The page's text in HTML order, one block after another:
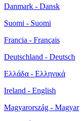
Danmark - Dansk
Suomi - Suomi
Francia - Français
Deutschland - Deutsch
Ελλάδα - Ελληνικά
Ireland - English
Magyarország - Magyar